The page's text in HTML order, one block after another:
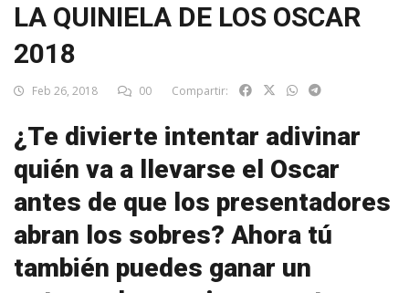
LA QUINIELA DE LOS OSCAR
2018
Feb 26, 2018 00 Compartir:
¿Te divierte intentar adivinar
quién va a llevarse el Oscar
antes de que los presentadores
abran los sobres? Ahora tú
también puedes ganar un